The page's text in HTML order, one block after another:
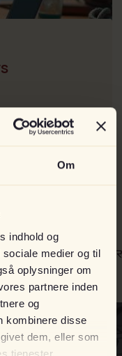
Om
indhold og
medier og til
oplysninger om
partnere inden
og
kombinere disse
dem, eller som
tjenester.